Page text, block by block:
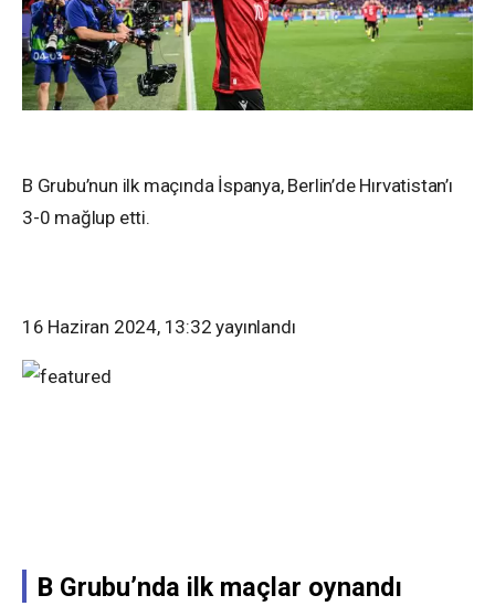
B Grubu’nun ilk maçında İspanya, Berlin’de Hırvatistan’ı
3-0 mağlup etti.
16 Haziran 2024, 13:32 yayınlandı
B Grubu’nda ilk maçlar oynandı